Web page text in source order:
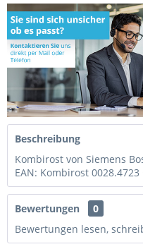
Beschreibung
Kombirost von Siemens
EAN: Kombirost 0028.4723
Bewertungen
0
Bewertungen lesen,